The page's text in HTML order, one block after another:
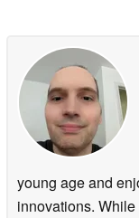
young age and
innovations.